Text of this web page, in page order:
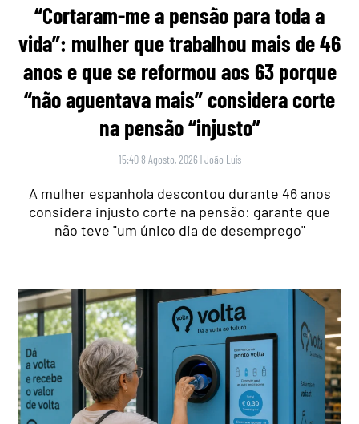
“Cortaram-me a pensão para toda a
vida”: mulher que trabalhou mais de 46
anos e que se reformou aos 63 porque
“não aguentava mais” considera corte
na pensão “injusto”
15:40 8 Agosto, 2026 |João Luís
A mulher espanhola descontou durante 46 anos
considera injusto corte na pensão: garante que
não teve "um único dia de desemprego"